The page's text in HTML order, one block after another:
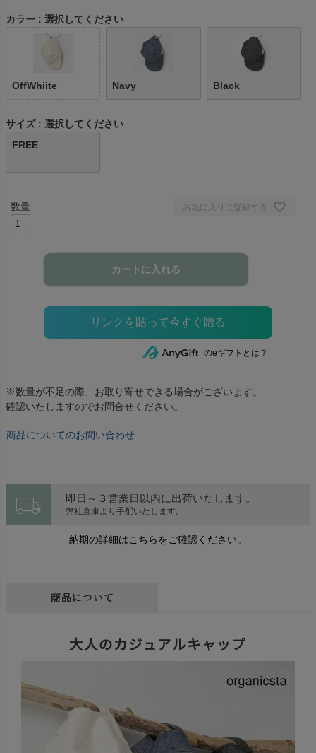
カラー 選択してください
OffWhiite Navy Black
サイズ
選択してください
FREE
お気に入りに登録する
カートに入れる
のeギフトとは？
※数量が不足の際、お取り寄せできる場合がございます。
確認いたしますのでお問合せください。
商品についてのお問い合わせ
local_shipping 即日～３営業日以内に出荷いたします。
弊社倉庫より手配いたします。
納期の詳細はこちらをご確認ください。
商品について
大人のカジュアルキャップ